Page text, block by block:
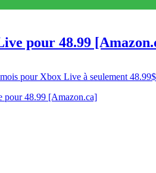
pour 48.99
pour Xbox Live à seulement 48.99$
pour 48.99 [Amazon.ca]